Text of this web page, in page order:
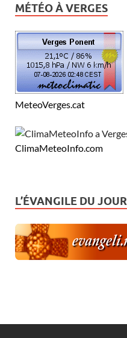
MÉTÉO À VERGES
MeteoVerges.cat
ClimaMeteoInfo.com
L’ÉVANGILE DU JOUR